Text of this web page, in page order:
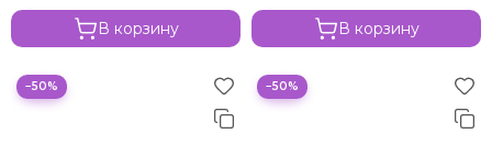
В корзину
В корзину
−50% −50%